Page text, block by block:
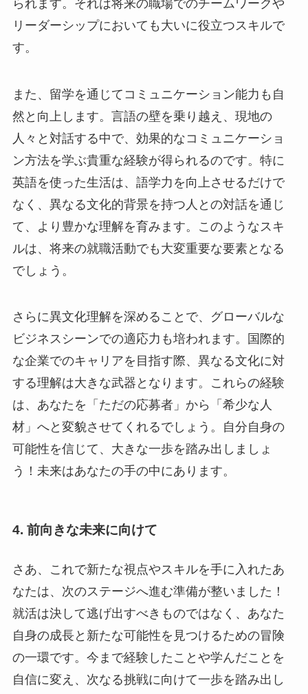
られます。それは将来の職場でのチームワークや
リーダーシップにおいても大いに役立つスキルで
す。
また、留学を通じてコミュニケーション能力も自
然と向上します。言語の壁を乗り越え、現地の
人々と対話する中で、効果的なコミュニケーショ
ン方法を学ぶ貴重な経験が得られるのです。特に
英語を使った生活は、語学力を向上させるだけで
なく、異なる文化的背景を持つ人との対話を通じ
て、より豊かな理解を育みます。このようなスキ
ルは、将来の就職活動でも大変重要な要素となる
でしょう。
さらに異文化理解を深めることで、グローバルな
ビジネスシーンでの適応力も培われます。国際的
な企業でのキャリアを目指す際、異なる文化に対
する理解は大きな武器となります。これらの経験
は、あなたを「ただの応募者」から「希少な人
材」へと変貌させてくれるでしょう。自分自身の
可能性を信じて、大きな一歩を踏み出しましょ
う！未来はあなたの手の中にあります。
4. 前向きな未来に向けて
さあ、これで新たな視点やスキルを手に入れたあ
なたは、次のステージへ進む準備が整いました！
就活は決して逃げ出すべきものではなく、あなた
自身の成長と新たな可能性を見つけるための冒険
の一環です。今まで経験したことや学んだことを
自信に変え、次なる挑戦に向けて一歩を踏み出し